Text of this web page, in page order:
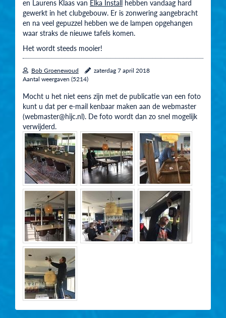
en Laurens Klaas van Elka Install hebben vandaag hard
gewerkt in het clubgebouw. Er is zonwering aangebracht
en na veel gepuzzel hebben we de lampen opgehangen
waar straks de nieuwe tafels komen.
Het wordt steeds mooier!
Bob Groenewoud
zaterdag 7 april 2018
Aantal weergaven (5214)
Mocht u het niet eens zijn met de publicatie van een foto
kunt u dat per e-mail kenbaar maken aan de webmaster
(webmaster@hijc.nl). De foto wordt dan zo snel mogelijk
verwijderd.